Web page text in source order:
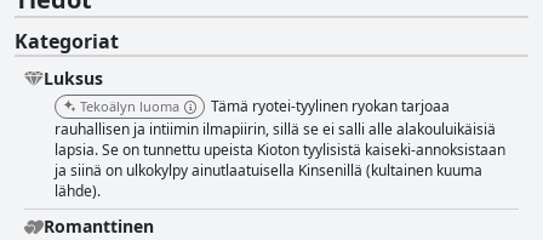
Kategoriat
Luksus
Tekoälyn luoma
Tämä ryotei-tyylinen ryokan tarjoaa
rauhallisen ja intiimin ilmapiirin, sillä se ei salli alle alakouluikäisiä
lapsia. Se on tunnettu upeista Kioton tyylisistä kaiseki-annoksistaan
ja siinä on ulkokylpy ainutlaatuisella Kinsenillä (kultainen kuuma
lähde).
Romanttinen